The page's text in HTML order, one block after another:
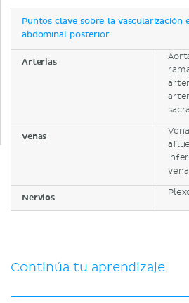
Puntos clave sobre la vascularización
abdominal posterior
Arterias
Venas
Nervios
Continúa tu aprendizaje